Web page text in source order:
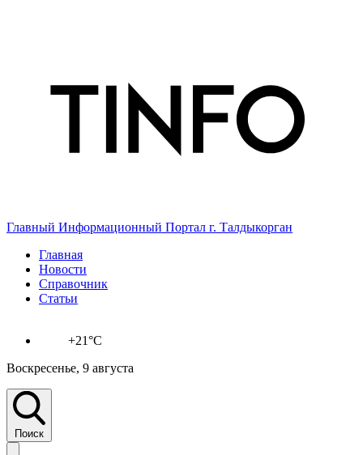
Главный Информационный Портал г. Талдыкорган
Главная
Новости
Справочник
Статьи
+21°C
Воскресенье, 9 августа
Поиск